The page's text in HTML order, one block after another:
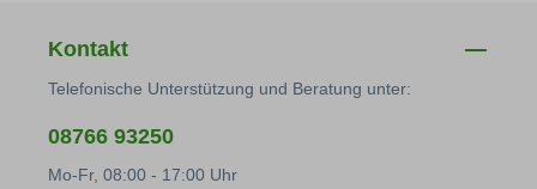
Kontakt
Telefonische Unterstützung und Beratung unter:
08766 93250
Mo-Fr, 08:00 - 17:00 Uhr